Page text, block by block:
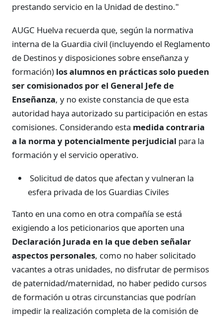
prestando servicio en la Unidad de destino."
AUGC Huelva recuerda que, según la normativa
interna de la Guardia civil (incluyendo el Reglamento
de Destinos y disposiciones sobre enseñanza y
formación) los alumnos en prácticas solo pueden
ser comisionados por el General Jefe de
Enseñanza, y no existe constancia de que esta
autoridad haya autorizado su participación en estas
comisiones. Considerando esta medida contraria
a la norma y potencialmente perjudicial para la
formación y el servicio operativo.
Solicitud de datos que afectan y vulneran la
esfera privada de los Guardias Civiles
Tanto en una como en otra compañía se está
exigiendo a los peticionarios que aporten una
Declaración Jurada en la que deben señalar
aspectos personales, como no haber solicitado
vacantes a otras unidades, no disfrutar de permisos
de paternidad/maternidad, no haber pedido cursos
de formación u otras circunstancias que podrían
impedir la realización completa de la comisión de